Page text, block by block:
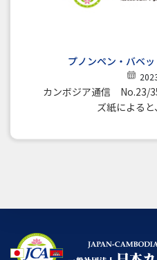
プノンペン・バベ
カンボジア通信 No.23/
ズ紙による